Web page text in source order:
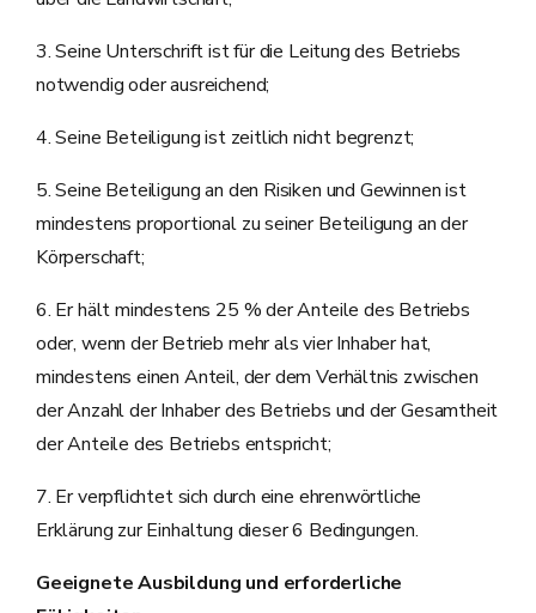
3. Seine Unterschrift ist für die Leitung des Betriebs
notwendig oder ausreichend;
4. Seine Beteiligung ist zeitlich nicht begrenzt;
5. Seine Beteiligung an den Risiken und Gewinnen ist
mindestens proportional zu seiner Beteiligung an der
Körperschaft;
6. Er hält mindestens 25 % der Anteile des Betriebs
oder, wenn der Betrieb mehr als vier Inhaber hat,
mindestens einen Anteil, der dem Verhältnis zwischen
der Anzahl der Inhaber des Betriebs und der Gesamtheit
der Anteile des Betriebs entspricht;
7. Er verpflichtet sich durch eine ehrenwörtliche
Erklärung zur Einhaltung dieser 6 Bedingungen.
Geeignete Ausbildung und erforderliche